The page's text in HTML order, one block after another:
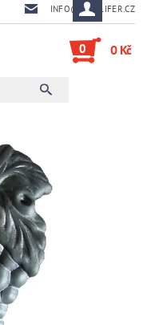
INFO@ARTALIFER.CZ
0 0 Kč